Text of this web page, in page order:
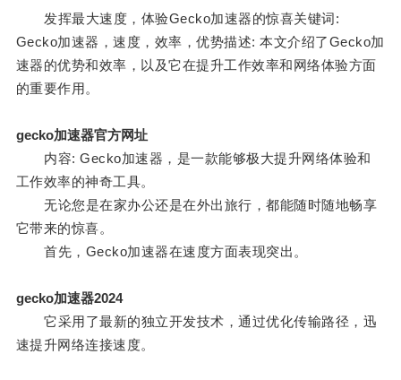
发挥最大速度，体验Gecko加速器的惊喜关键词:
Gecko加速器，速度，效率，优势描述: 本文介绍了Gecko加
速器的优势和效率，以及它在提升工作效率和网络体验方面
的重要作用。
gecko加速器官方网址
内容: Gecko加速器，是一款能够极大提升网络体验和
工作效率的神奇工具。
无论您是在家办公还是在外出旅行，都能随时随地畅享
它带来的惊喜。
首先，Gecko加速器在速度方面表现突出。
gecko加速器2024
它采用了最新的独立开发技术，通过优化传输路径，迅
速提升网络连接速度。